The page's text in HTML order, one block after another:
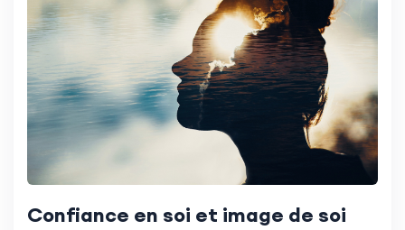
Confiance en soi et image de soi